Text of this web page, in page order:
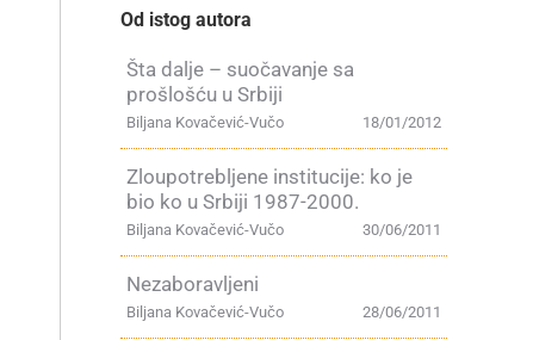
Od istog autora
Šta dalje – suočavanje sa
prošlošću u Srbiji
18/01/2012
Biljana Kovačević-Vučo
Zloupotrebljene institucije: ko je
bio ko u Srbiji 1987-2000.
30/06/2011
Biljana Kovačević-Vučo
Nezaboravljeni
28/06/2011
Biljana Kovačević-Vučo